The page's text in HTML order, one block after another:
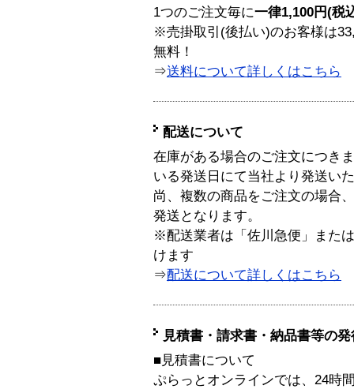
1つのご注文毎に一律1,100円(税
※売掛取引(後払い)のお客様は
無料！
⇒送料について詳しくはこちら
配送について
在庫がある場合のご注文につき
いる発送日にて当社より発送い
尚、複数の商品をご注文の場合
発送となります。
※配送業者は「佐川急便」また
けます
⇒配送について詳しくはこちら
見積書・請求書・納品書等の
■見積書について
ぷらっとオンラインでは、24時